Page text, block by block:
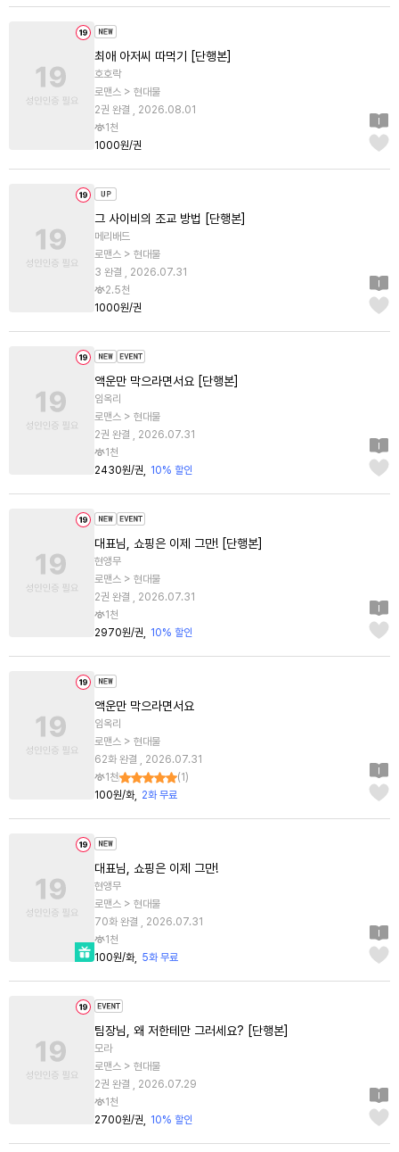
최애 아저씨 따먹기 [단행본]
호호락
로맨스 > 현대물
2권 완결 , 2026.08.01
1천
1000원/권
그 사이비의 조교 방법 [단행본]
메리배드
로맨스 > 현대물
3 완결 , 2026.07.31
2.5천
1000원/권
액운만 막으라면서요 [단행본]
임옥리
로맨스 > 현대물
2권 완결 , 2026.07.31
1천
2430원/권
10% 할인
대표님, 쇼핑은 이제 그만! [단행본]
현앵무
로맨스 > 현대물
2권 완결 , 2026.07.31
1천
2970원/권
10% 할인
액운만 막으라면서요
임옥리
로맨스 > 현대물
62화 완결 , 2026.07.31
1천
(1 )
100원/화
2화 무료
대표님, 쇼핑은 이제 그만!
현앵무
로맨스 > 현대물
70화 완결 , 2026.07.31
1천
100원/화
5화 무료
팀장님, 왜 저한테만 그러세요? [단행본]
모라
로맨스 > 현대물
2권 완결 , 2026.07.29
1천
2700원/권
10% 할인